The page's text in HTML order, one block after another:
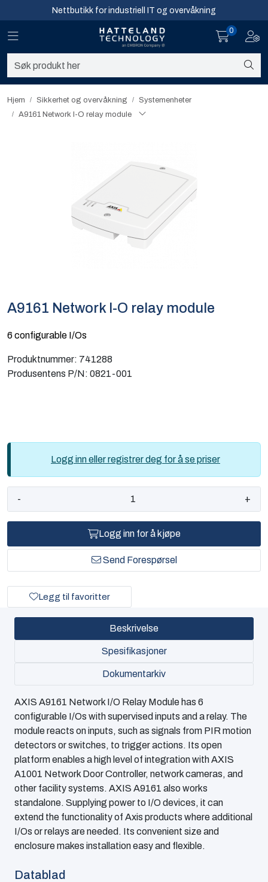
Skip to main contentNettbutikk for industriell IT og overvåkning
Toggle navigation
0
Hjem Sikkerhet og overvåkning
Systemenheter
A9161 Network I-O relay module
A9161 Network I-O relay module
6 configurable I/Os
Produktnummer: 741288
Produsentens P/N: 0821-001
Logg inn eller registrer deg for å se priser
- +
Logg inn for å kjøpe
Send Forespørsel
Legg til favoritter
Beskrivelse
Spesifikasjoner
Dokumentarkiv
AXIS A9161 Network I/O Relay Module has 6
configurable I/Os with supervised inputs and a relay. The
module reacts on inputs, such as signals from PIR motion
detectors or switches, to trigger actions. Its open
platform enables a high level of integration with AXIS
A1001 Network Door Controller, network cameras, and
other facility systems. AXIS A9161 also works
standalone. Supplying power to I/O devices, it can
extend the functionality of Axis products where additional
I/Os or relays are needed. Its convenient size and
enclosure makes installation easy and flexible.
Datablad
Nettverk
Computing
Sikkerhet og overvåkning
Software og analyse
Infosenter